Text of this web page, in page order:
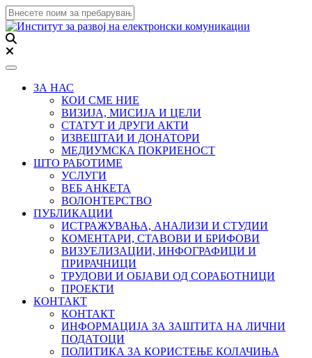
Toggle navigation
ЗА НАС
КОИ СМЕ НИЕ
ВИЗИЈА, МИСИЈА И ЦЕЛИ
СТАТУТ И ДРУГИ АКТИ
ИЗВЕШТАИ И ДОНАТОРИ
МЕДИУМСКА ПОКРИЕНОСТ
ШТО РАБОТИМЕ
УСЛУГИ
ВЕБ АНКЕТА
ВОЛОНТЕРСТВО
ПУБЛИКАЦИИ
ИСТРАЖУВАЊА, АНАЛИЗИ И СТУДИИ
КОМЕНТАРИ, СТАВОВИ И БРИФОВИ
ВИЗУЕЛИЗАЦИИ, ИНФОГРАФИЦИ И
ПРИРАЧНИЦИ
ТРУДОВИ И ОБЈАВИ ОД СОРАБОТНИЦИ
ПРОЕКТИ
КОНТАКТ
КОНТАКТ
ИНФОРМАЦИЈА ЗА ЗАШТИТА НА ЛИЧНИ
ПОДАТОЦИ
ПОЛИТИКА ЗА КОРИСТЕЊЕ КОЛАЧИЊА